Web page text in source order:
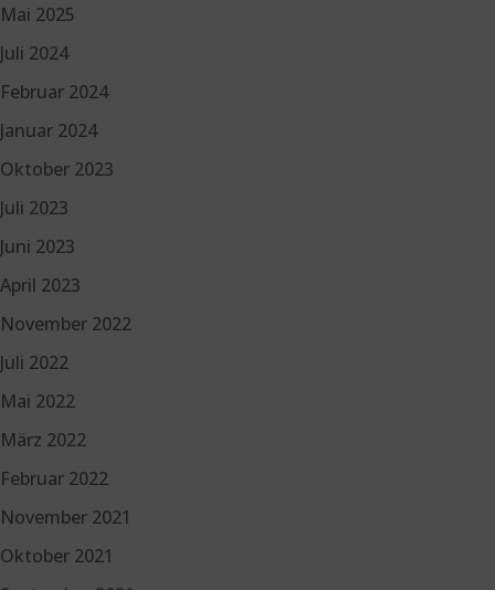
Mai 2025
Juli 2024
Februar 2024
Januar 2024
Oktober 2023
Juli 2023
Juni 2023
April 2023
November 2022
Juli 2022
Mai 2022
März 2022
Februar 2022
November 2021
Oktober 2021